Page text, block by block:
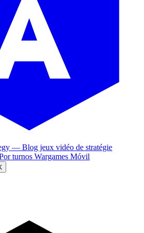
— Blog jeux vidéo de stratégie
turnos Wargames Móvil